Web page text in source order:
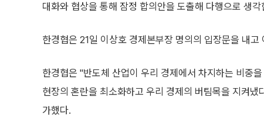
대화와 협상을 통해 잠정 합의안을 도출해 다행으로 생
한경협은 21일 이상호 경제본부장 명의의 입장문을 내고
한경협은 "반도체 산업이 우리 경제에서 차지하는 비중
현장의 혼란을 최소화하고 우리 경제의 버팀목을 지켜냈
가했다.